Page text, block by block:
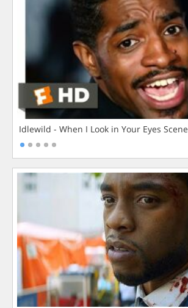
Idlewild - When I Look in Your Eyes Scene